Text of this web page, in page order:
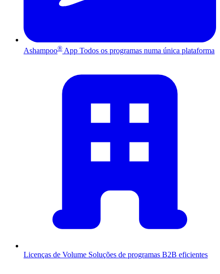
Ashampoo® App Todos os programas numa única plataforma
Licenças de Volume Soluções de programas B2B eficientes